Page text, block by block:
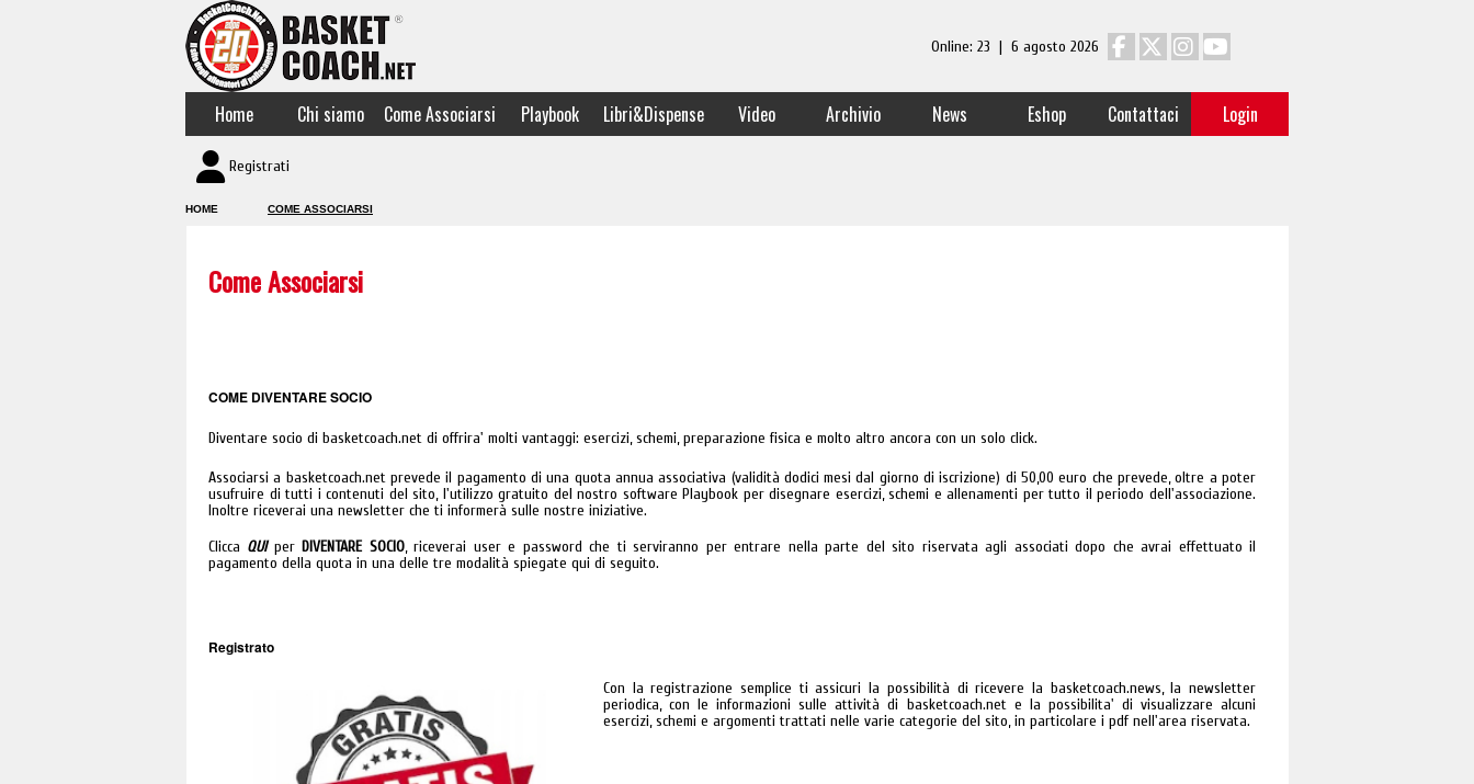
Online: 23 | 6 agosto 2026
Home Chi siamo Come Associarsi Playbook Libri&Dispense Video Archivio News Eshop Contattaci Login
Registrati
HOME COME ASSOCIARSI
Come Associarsi
COME DIVENTARE SOCIO
Diventare socio di basketcoach.net di offrira' molti vantaggi: esercizi, schemi, preparazione fisica e molto altro ancora con un solo click.
Associarsi a basketcoach.net prevede il pagamento di una quota annua associativa (validità dodici mesi dal giorno di iscrizione) di 50,00 euro che prevede, oltre a poter
usufruire di tutti i contenuti del sito, l'utilizzo gratuito del nostro software Playbook per disegnare esercizi, schemi e allenamenti per tutto il periodo dell'associazione.
Inoltre riceverai una newsletter che ti informerà sulle nostre iniziative.
Clicca QUIperDIVENTARE SOCIO, riceverai user e password che ti serviranno per entrare nella parte del sito riservata agli associati dopo che avrai effettuato il
pagamento della quota in una delle tre modalità spiegate qui di seguito.
Registrato
Con la registrazione semplice ti assicuri la possibilità di ricevere la basketcoach.news, la newsletter
periodica, con le informazioni sulle attività di basketcoach.net e la possibilita' di visualizzare alcuni
esercizi, schemi e argomenti trattati nelle varie categorie del sito, in particolare i pdf nell'area riservata.